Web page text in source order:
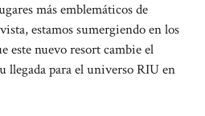
más emblemáticos de
estamos sumergiendo en los
este nuevo resort cambie el
llegada para el universo RIU en